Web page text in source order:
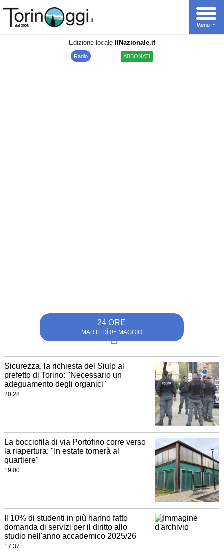
Edizione locale IlNazionale.it
Radio ABBONATI
24 ORE
MARTEDÌ 05 MAGGIO
Sicurezza, la richiesta del Siulp al
prefetto di Torino: "Necessario un
adeguamento degli organici"
20:28
La bocciofila di via Portofino corre verso
la riapertura: "In estate tornerà al
quartiere"
19:00
Il 10% di studenti in più hanno fatto
domanda di servizi per il diritto allo
studio nell'anno accademico 2025/26
17:37